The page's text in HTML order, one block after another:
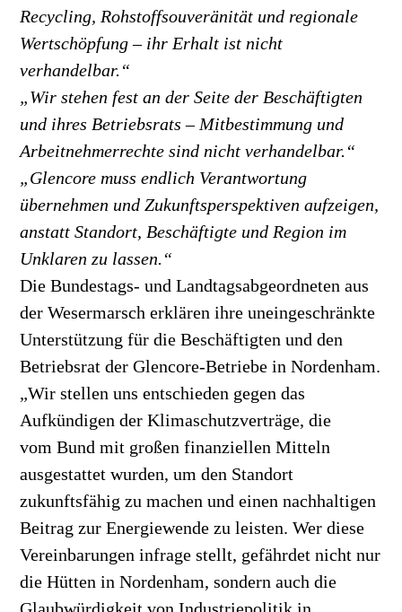
Recycling, Rohstoffsouveränität und regionale
Wertschöpfung – ihr Erhalt ist nicht
verhandelbar.“
„Wir stehen fest an der Seite der Beschäftigten
und ihres Betriebsrats – Mitbestimmung und
Arbeitnehmerrechte sind nicht verhandelbar.“
„Glencore muss endlich Verantwortung
übernehmen und Zukunftsperspektiven aufzeigen,
anstatt Standort, Beschäftigte und Region im
Unklaren zu lassen.“
Die Bundestags- und Landtagsabgeordneten aus
der Wesermarsch erklären ihre uneingeschränkte
Unterstützung für die Beschäftigten und den
Betriebsrat der Glencore-Betriebe in Nordenham.
„Wir stellen uns entschieden gegen das
Aufkündigen der Klimaschutzverträge, die
vom Bund mit großen finanziellen Mitteln
ausgestattet wurden, um den Standort
zukunftsfähig zu machen und einen nachhaltigen
Beitrag zur Energiewende zu leisten. Wer diese
Vereinbarungen infrage stellt, gefährdet nicht nur
die Hütten in Nordenham, sondern auch die